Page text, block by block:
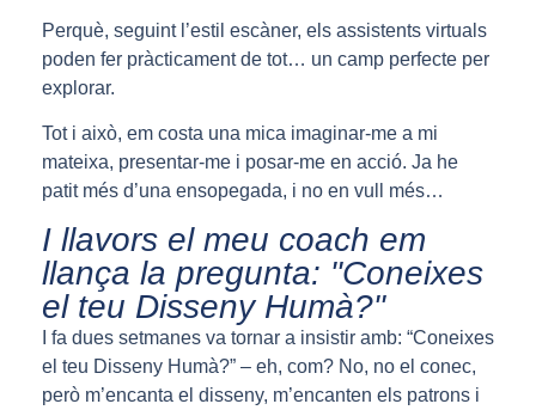
Perquè, seguint l’estil escàner, els assistents virtuals
poden fer pràcticament de tot… un camp perfecte per
explorar.
Tot i això, em costa una mica imaginar-me a mi
mateixa, presentar-me i posar-me en acció. Ja he
patit més d’una ensopegada, i no en vull més…
I llavors el meu coach em
llança la pregunta: "Coneixes
el teu Disseny Humà?"
I fa dues setmanes va tornar a insistir amb: “Coneixes
el teu Disseny Humà?” – eh, com? No, no el conec,
però m’encanta el disseny, m’encanten els patrons i